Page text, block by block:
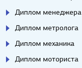
Диплом менеджера
Диплом метролога
Диплом механика
Диплом моториста